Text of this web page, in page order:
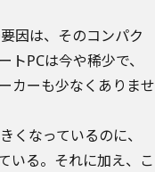
因は、そのコンパク
トPCは今や稀少で、
カーも少なくありませ
くなっているのに、
いる。それに加え、こ